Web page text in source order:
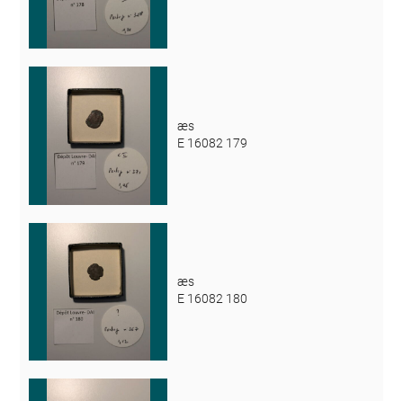
æs
E 16082 179
æs
E 16082 180